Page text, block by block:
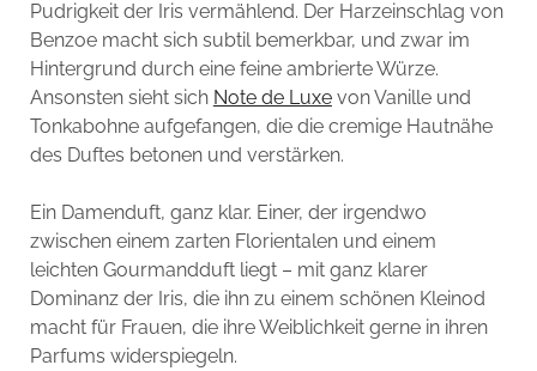
Pudrigkeit der Iris vermählend. Der Harzeinschlag von
Benzoe macht sich subtil bemerkbar, und zwar im
Hintergrund durch eine feine ambrierte Würze.
Ansonsten sieht sich Note de Luxevon Vanille und
Tonkabohne aufgefangen, die die cremige Hautnähe
des Duftes betonen und verstärken.
Ein Damenduft, ganz klar. Einer, der irgendwo
zwischen einem zarten Florientalen und einem
leichten Gourmandduft liegt – mit ganz klarer
Dominanz der Iris, die ihn zu einem schönen Kleinod
macht für Frauen, die ihre Weiblichkeit gerne in ihren
Parfums widerspiegeln.